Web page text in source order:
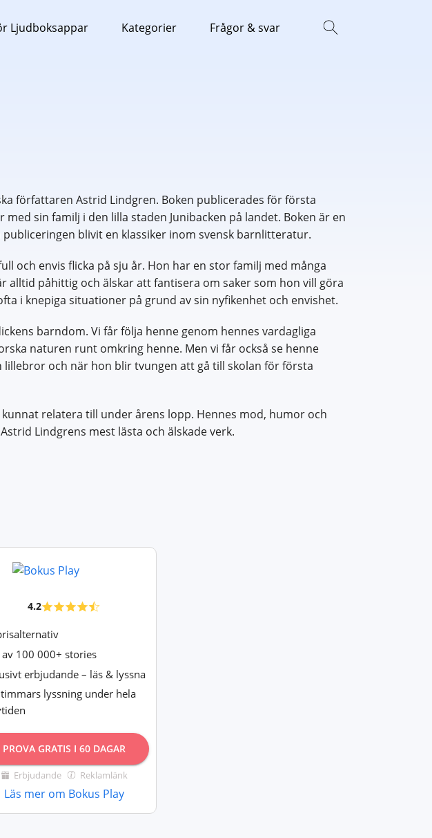
Ljudboksappar Kategorier Frågor & svar
författaren Astrid Lindgren. Boken publicerades för första
sin familj i den lilla staden Junibacken på landet. Boken är en
blivit en klassiker inom svensk barnlitteratur.
och envis flicka på sju år. Hon har en stor familj med många
alltid påhittig och älskar att fantisera om saker som hon vill göra
i knepiga situationer på grund av sin nyfikenhet och envishet.
barndom. Vi får följa henne genom hennes vardagliga
naturen runt omkring henne. Men vi får också se henne
och när hon blir tvungen att gå till skolan för första
relatera till under årens lopp. Hennes mod, humor och
Lindgrens mest lästa och älskade verk.
4.2
100 000+ stories
erbjudande – läs & lyssna
lyssning under hela
PROVA GRATIS I 60 DAGAR
Erbjudande Reklamlänk
Läs mer om Bokus Play